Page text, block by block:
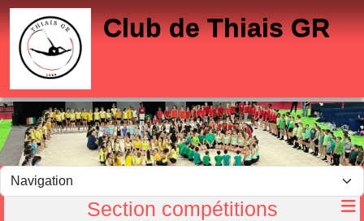
Club de Thiais GR
Section compétitions
Panneau de gestion des cookies